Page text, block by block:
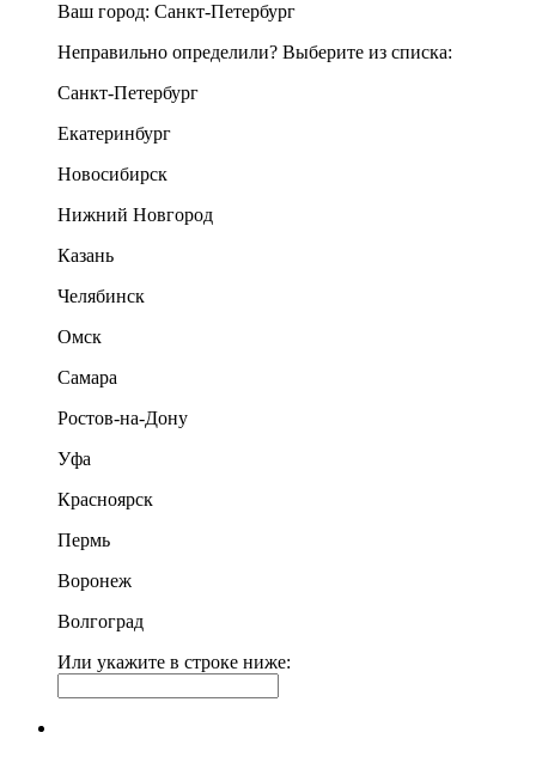
Ваш город: Санкт-Петербург
Неправильно определили? Выберите из списка:
Санкт-Петербург
Екатеринбург
Новосибирск
Нижний Новгород
Казань
Челябинск
Омск
Самара
Ростов-на-Дону
Уфа
Красноярск
Пермь
Воронеж
Волгоград
Или укажите в строке ниже: